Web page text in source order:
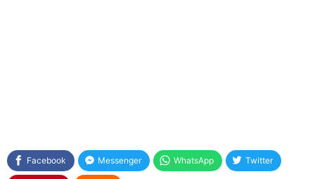
Facebook Messenger WhatsApp Twitter